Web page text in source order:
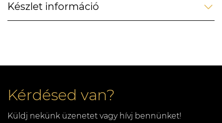
Készlet információ
Kérdésed van?
Küldj nekünk üzenetet vagy hívj bennünket!